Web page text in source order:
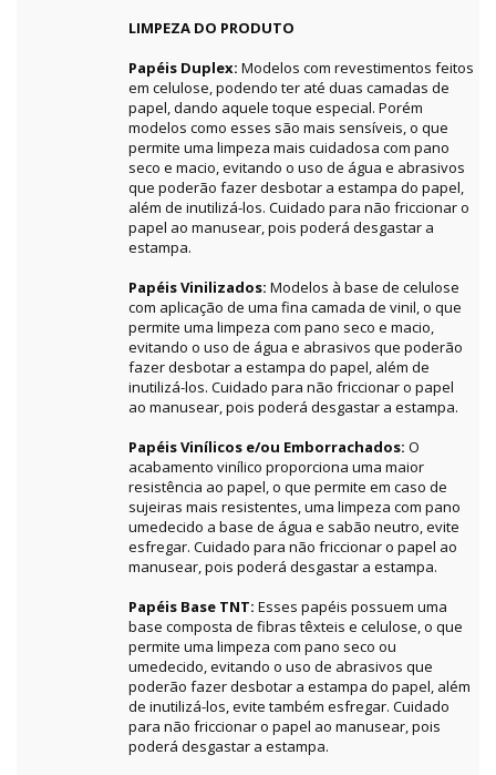
LIMPEZA DO PRODUTO
Papéis Duplex: Modelos com revestimentos feitos
em celulose, podendo ter até duas camadas de
papel, dando aquele toque especial. Porém
modelos como esses são mais sensíveis, o que
permite uma limpeza mais cuidadosa com pano
seco e macio, evitando o uso de água e abrasivos
que poderão fazer desbotar a estampa do papel,
além de inutilizá-los. Cuidado para não friccionar o
papel ao manusear, pois poderá desgastar a
estampa.
Papéis Vinilizados: Modelos à base de celulose
com aplicação de uma fina camada de vinil, o que
permite uma limpeza com pano seco e macio,
evitando o uso de água e abrasivos que poderão
fazer desbotar a estampa do papel, além de
inutilizá-los. Cuidado para não friccionar o papel
ao manusear, pois poderá desgastar a estampa.
Papéis Vinílicos e/ou Emborrachados: O
acabamento vinílico proporciona uma maior
resistência ao papel, o que permite em caso de
sujeiras mais resistentes, uma limpeza com pano
umedecido a base de água e sabão neutro, evite
esfregar. Cuidado para não friccionar o papel ao
manusear, pois poderá desgastar a estampa.
Papéis Base TNT: Esses papéis possuem uma
base composta de fibras têxteis e celulose, o que
permite uma limpeza com pano seco ou
umedecido, evitando o uso de abrasivos que
poderão fazer desbotar a estampa do papel, além
de inutilizá-los, evite também esfregar. Cuidado
para não friccionar o papel ao manusear, pois
poderá desgastar a estampa.